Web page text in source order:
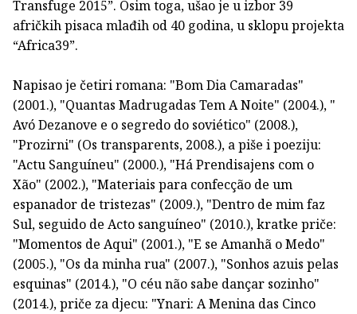
Transfuge 2015”. Osim toga, ušao je u izbor 39
afričkih pisaca mlađih od 40 godina, u sklopu projekta
“Africa39”.
Napisao je četiri romana: "Bom Dia Camaradas"
(2001.), "Quantas Madrugadas Tem A Noite" (2004.), "
Avó Dezanove e o segredo do soviético" (2008.),
"Prozirni" (Os transparents, 2008.), a piše i poeziju:
"Actu Sanguíneu" (2000.), "Há Prendisajens com o
Xão" (2002.), "Materiais para confecção de um
espanador de tristezas" (2009.), "Dentro de mim faz
Sul, seguido de Acto sanguíneo" (2010.), kratke priče:
"Momentos de Aqui" (2001.), "E se Amanhã o Medo"
(2005.), "Os da minha rua" (2007.), "Sonhos azuis pelas
esquinas" (2014.), "O céu não sabe dançar sozinho"
(2014.), priče za djecu: "Ynari: A Menina das Cinco